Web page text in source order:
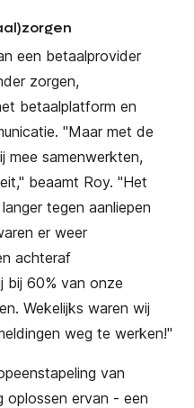
een betaalprovider
zorgen,
betaalplatform en
"Maar met de
mee samenwerkten,
beaamt Roy. "Het
tegen aanliepen
er weer
achteraf
bij 60% van onze
Wekelijks waren wij
weg te werken!"
van
oplossen ervan - een